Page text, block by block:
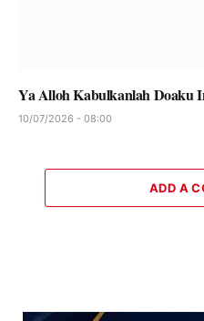
Ya Alloh Kabulkanlah Doaku
10/07/2026 - 08:00
ADD A